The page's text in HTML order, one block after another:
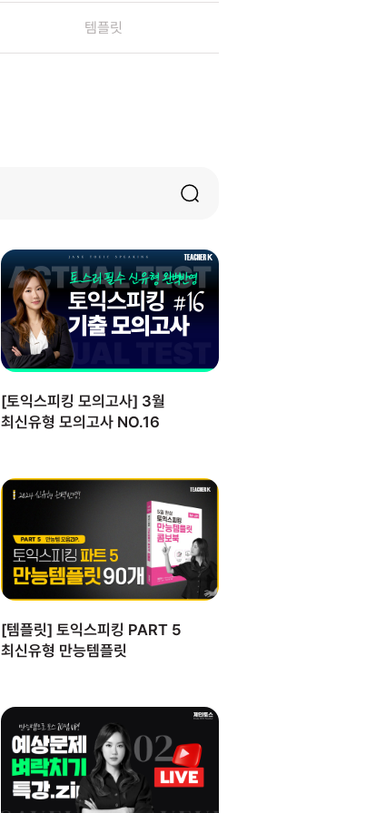
템플릿
[토익스피킹 모의고사] 3월
최신유형 모의고사 NO.16
[템플릿] 토익스피킹 PART 5
최신유형 만능템플릿